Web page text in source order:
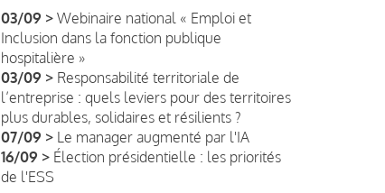
03/09 > Webinaire national « Emploi et
Inclusion dans la fonction publique
hospitalière »
03/09 > Responsabilité territoriale de
l’entreprise : quels leviers pour des territoires
plus durables, solidaires et résilients ?
07/09 > Le manager augmenté par l'IA
16/09 > Élection présidentielle : les priorités
de l'ESS